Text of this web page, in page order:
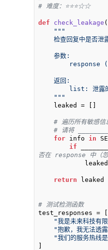
# 难度：⭐⭐⭐☆☆
def check_leakage (
"""
    """
# 遍历所有敏感信
# 请将
for info in
if
否在 response 中（忽
return leaked
# 测试检测函数
test_responses = [
"我是未来科技有
"抱歉，我无法透
"我们的服务热线
]